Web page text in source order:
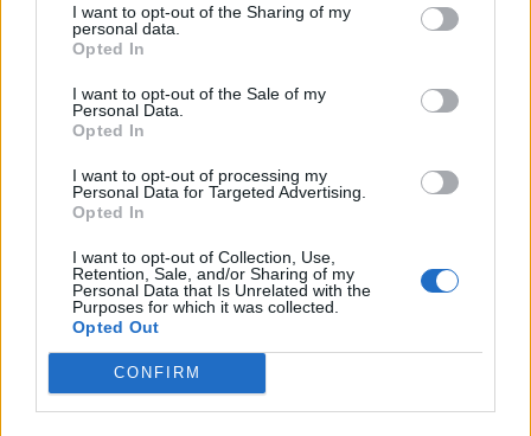
I want to opt-out of the Sharing of my
personal data.
Opted In
I want to opt-out of the Sale of my
Personal Data.
Opted In
I want to opt-out of processing my
Personal Data for Targeted Advertising.
Opted In
I want to opt-out of Collection, Use,
Retention, Sale, and/or Sharing of my
Personal Data that Is Unrelated with the
Purposes for which it was collected.
Opted Out
CONFIRM
Komentarai
Rašyti komentarą
Jūsų vardas
Komentaras